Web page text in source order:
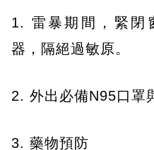
1. 雷暴期間，緊閉
器，隔絕過敏原。
2. 外出必備N95口罩
3. 藥物預防